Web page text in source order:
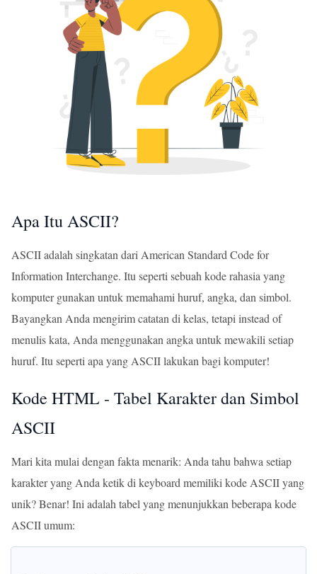
Apa Itu ASCII?
ASCII adalah singkatan dari American Standard Code for
Information Interchange. Itu seperti sebuah kode rahasia yang
komputer gunakan untuk memahami huruf, angka, dan simbol.
Bayangkan Anda mengirim catatan di kelas, tetapi instead of
menulis kata, Anda menggunakan angka untuk mewakili setiap
huruf. Itu seperti apa yang ASCII lakukan bagi komputer!
Kode HTML - Tabel Karakter dan Simbol
ASCII
Mari kita mulai dengan fakta menarik: Anda tahu bahwa setiap
karakter yang Anda ketik di keyboard memiliki kode ASCII yang
unik? Benar! Ini adalah tabel yang menunjukkan beberapa kode
ASCII umum: